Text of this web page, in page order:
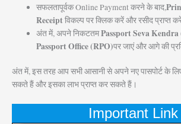
सफलतापूर्वक Online Payment करने के बाद,
Receiptविकल्प पर क्लिक करें और रसीद प्राप्त
अंत में, अपने निकटतमPassport Seva
Passport Office (RPO)पर जाएं और आगे की
अंत में, इस तरह आप सभी आसानी से अपने नए पासपोर्ट के
सकते हैं और इसका लाभ प्राप्त कर सकते हैं।
Important Link